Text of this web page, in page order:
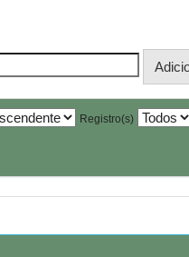
Registro(s)